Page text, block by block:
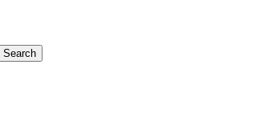
Search